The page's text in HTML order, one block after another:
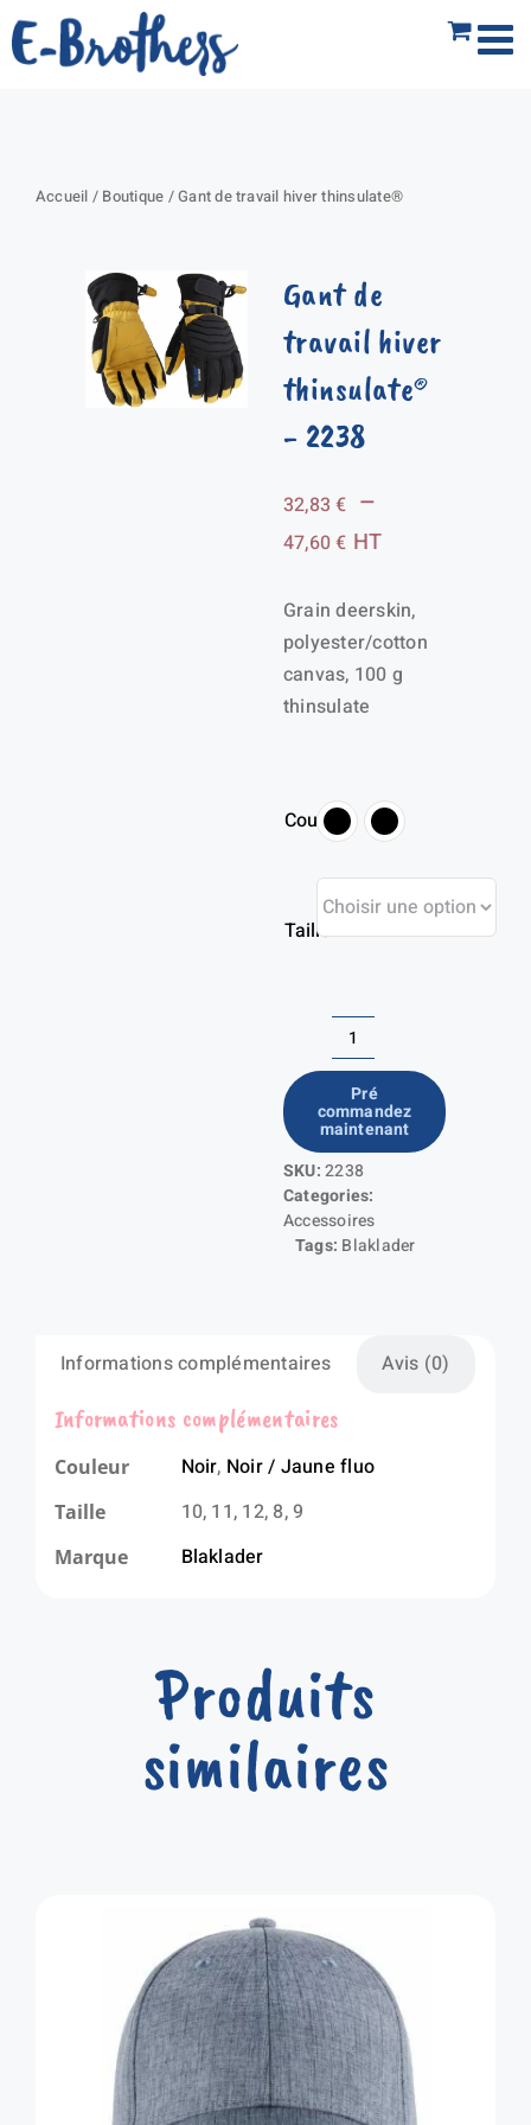
Passer
au
Accueil / Boutique /Gant de travail hiver thinsulate®
Gant de
travail hiver
thinsulate®
- 2238
32,83€ –
47,60€Plage
prix :
32,83 €
à
HT
Grain deerskin,
polyester/cotton
canvas, 100 g
thinsulate
Couleur
Taille
quantité
de
Gant
de
travail
hiver
thinsulate®
Pré
commandez
maintenant
SKU:2238
Categories:
Accessoires
Tags: Blaklader
Informations complémentaires Avis (0)
Informations complémentaires
Couleur Noir, Noir / Jaune fluo
Taille 10, 11, 12, 8, 9
Marque Blaklader
Produits
similaires